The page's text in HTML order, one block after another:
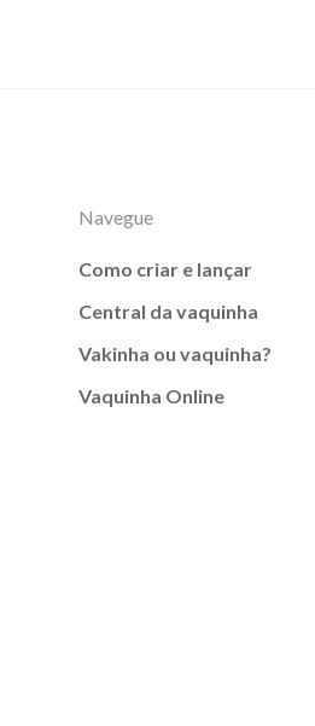
Navegue
Como criar e lançar
Central da vaquinha
Vakinha ou vaquinha?
Vaquinha Online